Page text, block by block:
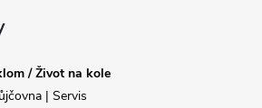
/ Život na kole
| Servis